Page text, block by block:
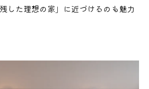
した理想の家」に近づけるのも魅力